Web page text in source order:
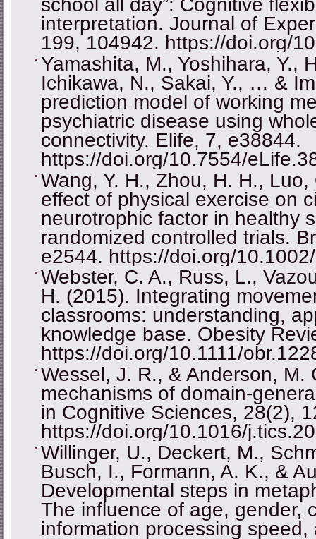
school all day”: Cognitive
interpretation. Journal of
199, 104942. https://doi.org/
Yamashita, M., Yoshihara, Y.,
Ichikawa, N., Sakai, Y., … &
prediction model of working
psychiatric disease using
connectivity. Elife, 7, e38844.
https://doi.org/10.7554/
Wang, Y. H., Zhou, H. H.,
effect of physical exercise on
neurotrophic factor in healthy
randomized controlled trials.
e2544. https://doi.org/
Webster, C. A., Russ, L.,
H. (2015). Integrating
classrooms: understanding,
knowledge base. Obesity
https://doi.org/10.1111/
Wessel, J. R., & Anderson, M.
mechanisms of domain-
in Cognitive Sciences, 28(2),
https://doi.org/10.1016/
Willinger, U., Deckert, M.,
Busch, I., Formann, A. K., &
Developmental steps in
The influence of age, gender,
information processing